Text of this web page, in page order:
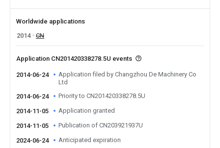
Worldwide applications
2014
CN
Application CN201420338278.5U events
2014-06-24
Application filed by Changzhou De Machinery Co
Ltd
2014-06-24
Priority to CN201420338278.5U
2014-11-05 Application granted
2014-11-05 Publication of CN203921937U
2024-06-24 Anticipated expiration